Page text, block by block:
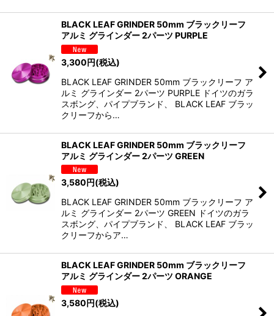
BLACK LEAF GRINDER 50mm ブラックリーフ
アルミ グラインダー 2パーツ PURPLE
3,300円(税込)
BLACK LEAF GRINDER 50mm ブラックリーフ ア
ルミ グラインダー 2パーツ PURPLE ドイツのガラ
スボング、パイプブランド、 BLACK LEAF ブラッ
クリーフから…
BLACK LEAF GRINDER 50mm ブラックリーフ
アルミ グラインダー 2パーツ GREEN
3,580円(税込)
BLACK LEAF GRINDER 50mm ブラックリーフ ア
ルミ グラインダー 2パーツ GREEN ドイツのガラ
スボング、パイプブランド、 BLACK LEAF ブラッ
クリーフからア…
BLACK LEAF GRINDER 50mm ブラックリーフ
アルミ グラインダー 2パーツ ORANGE
3,580円(税込)